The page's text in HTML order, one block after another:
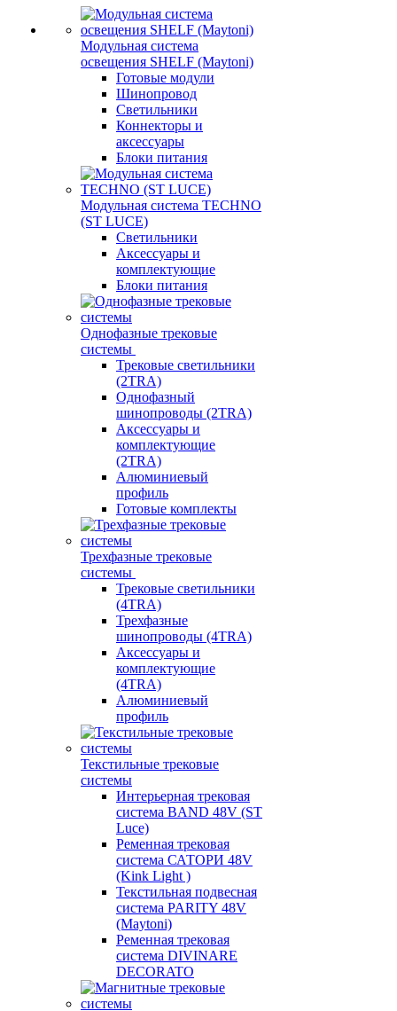
Модульная система
освещения SHELF (Maytoni)
Готовые модули
Шинопровод
Светильники
Коннекторы и
аксессуары
Блоки питания
Модульная система TECHNO
(ST LUCE)
Светильники
Аксессуары и
комплектующие
Блоки питания
Однофазные трековые
системы
Трековые светильники
(2TRA)
Однофазный
шинопроводы (2TRA)
Аксессуары и
комплектующие
(2TRA)
Алюминиевый
профиль
Готовые комплекты
Трехфазные трековые
системы
Трековые светильники
(4TRA)
Трехфазные
шинопроводы (4TRA)
Аксессуары и
комплектующие
(4TRA)
Алюминиевый
профиль
Текстильные трековые
системы
Интерьерная трековая
система BAND 48V (ST
Luce)
Ременная трековая
система САТОРИ 48V
(Kink Light )
Текстильная подвесная
система PARITY 48V
(Maytoni)
Ременная трековая
система DIVINARE
DECORATO